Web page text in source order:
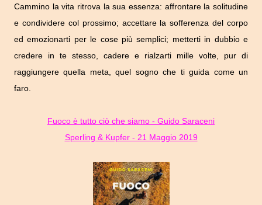
Cammino la vita ritrova la sua essenza: affrontare la solitudine
e condividere col prossimo; accettare la sofferenza del corpo
ed emozionarti per le cose più semplici; metterti in dubbio e
credere in te stesso, cadere e rialzarti mille volte, pur di
raggiungere quella meta, quel sogno che ti guida come un
faro.
Fuoco è tutto ciò che siamo - Guido Saraceni
Sperling & Kupfer - 21 Maggio 2019